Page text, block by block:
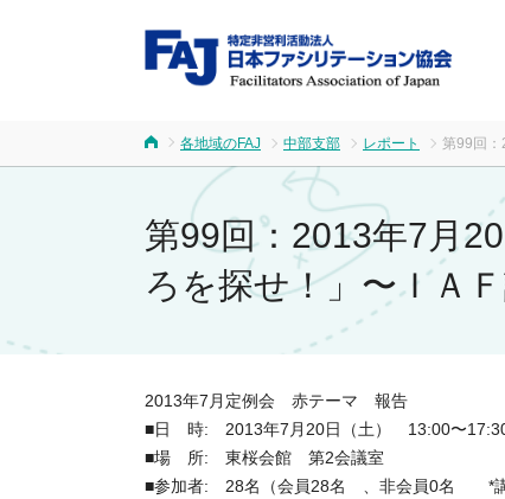
各地域のFAJ 中部支部 レポート 第99回
第99回：2013年7月
ろを探せ！」〜ＩＡ
2013年7月定例会 赤テーマ 報告
■日 時: 2013年7月20日（土） 13:00〜
■場 所: 東桜会館 第2会議室
■参加者: 28名（会員28名 、非会員0名 *講